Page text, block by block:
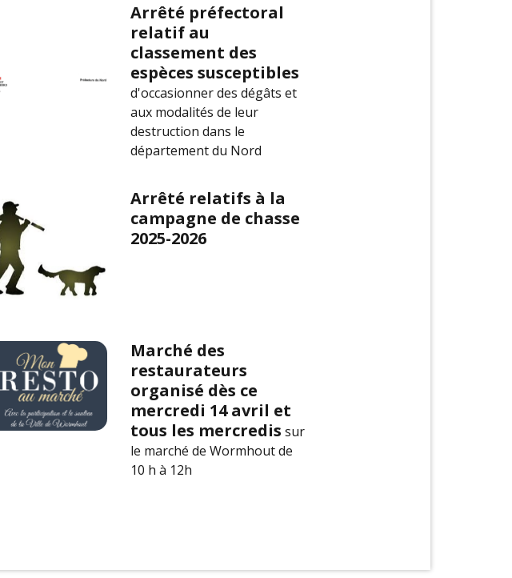
Arrêté préfectoral
relatif au
classement des
espèces susceptibles
d'occasionner des dégâts et
aux modalités de leur
destruction dans le
département du Nord
Arrêté relatifs à la
campagne de chasse
2025-2026
Marché des
restaurateurs
organisé dès ce
mercredi 14 avril et
tous les mercredis sur
le marché de Wormhout de
10 h à 12h